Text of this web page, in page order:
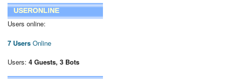
USERONLINE
Users online:
7 Users Online
Users: 4 Guests, 3 Bots